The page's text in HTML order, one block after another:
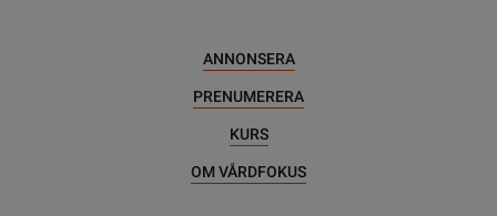
ANNONSERA
PRENUMERERA
KURS
OM VÅRDFOKUS